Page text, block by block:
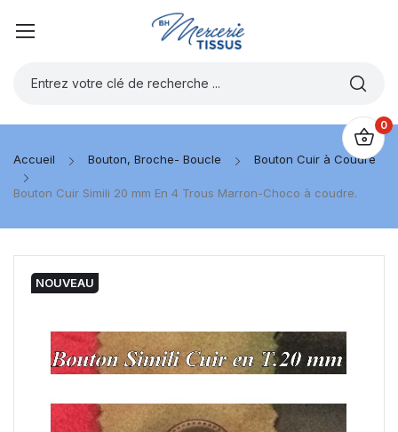
0
Accueil Bouton, Broche- Boucle Bouton Cuir à Coudre
Bouton Cuir Simili 20 mm En 4 Trous Marron-Choco à coudre.
NOUVEAU